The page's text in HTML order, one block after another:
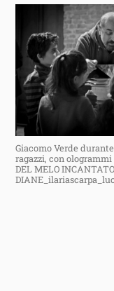
Giacomo Verde
ragazzi, con ologrammi
DEL MELO